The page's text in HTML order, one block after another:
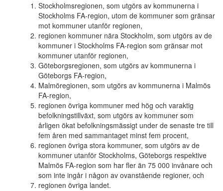
Stockholmsregionen, som utgörs av kommunerna i
Stockholms FA-region, utom de kommuner som gränsar
mot kommuner utanför regionen,
regionen kommuner nära Stockholm, som utgörs av de
kommuner i Stockholms FA-region som gränsar mot
kommuner utanför regionen,
Göteborgsregionen, som utgörs av kommunerna i
Göteborgs FA-region,
Malmöregionen, som utgörs av kommunerna i Malmös
FA-region,
regionen övriga kommuner med hög och varaktig
befolkningstillväxt, som utgörs av kommuner som
årligen ökat befolkningsmässigt under de senaste tre till
fem åren med sammantaget minst fem procent,
regionen övriga stora kommuner, som utgörs av de
kommuner utanför Stockholms, Göteborgs respektive
Malmös FA-region som har fler än 75 000 invånare och
som inte ingår i någon av ovanstående regioner, och
regionen övriga landet.